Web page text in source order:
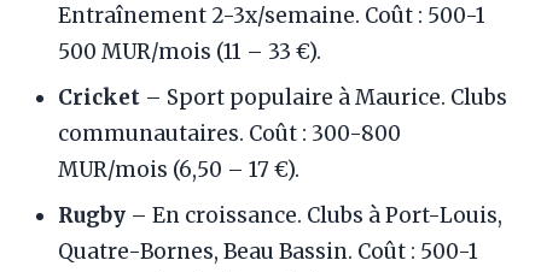
Entraînement 2-3x/semaine. Coût : 500-1
500 MUR/mois (11 – 33 €).
Cricket – Sport populaire à Maurice. Clubs
communautaires. Coût : 300-800
MUR/mois (6,50 – 17 €).
Rugby – En croissance. Clubs à Port-Louis,
Quatre-Bornes, Beau Bassin. Coût : 500-1